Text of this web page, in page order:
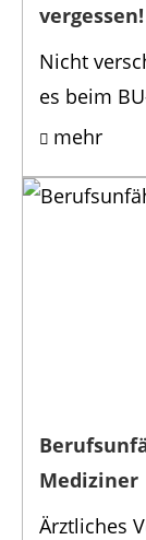
vergessen!
Nicht
es beim
mehr
Mediziner
Ärztliches